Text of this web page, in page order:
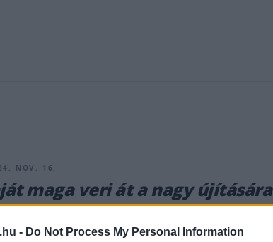
- Do Not Process My Personal Information
NOV. 16.
maga veri át a nagy újítására
kapkodó szurkolóit?
szezonindító eseményére elfogytak a jegyek, de